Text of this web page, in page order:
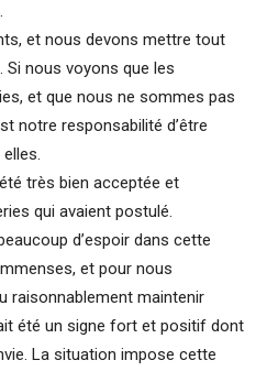
et nous devons mettre tout
nous voyons que les
et que nous ne sommes pas
notre responsabilité d’être
très bien acceptée et
qui avaient postulé.
d’espoir dans cette
et pour nous
raisonnablement maintenir
été un signe fort et positif dont
La situation impose cette